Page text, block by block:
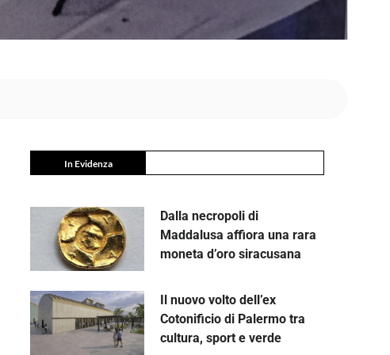
In Evidenza
Dalla necropoli di
Maddalusa affiora una rara
moneta d’oro siracusana
Il nuovo volto dell’ex
Cotonificio di Palermo tra
cultura, sport e verde